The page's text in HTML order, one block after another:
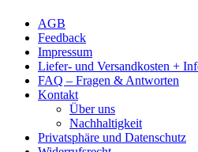
AGB
Feedback
Impressum
Liefer- und Versandkosten +
FAQ – Fragen & Antworten
Kontakt
Über uns
Nachhaltigkeit
Privatsphäre und Datenschutz